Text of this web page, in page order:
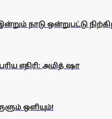
நாடு ஒன்றுபட்டு
எதிரி: அமித் ஷா
ஒளியும்!